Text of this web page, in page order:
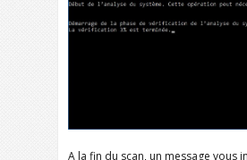
A la fin du scan, un message vous